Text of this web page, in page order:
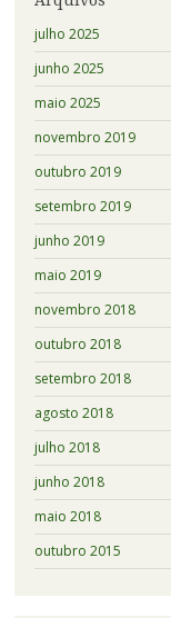
julho 2025
junho 2025
maio 2025
novembro 2019
outubro 2019
setembro 2019
junho 2019
maio 2019
novembro 2018
outubro 2018
setembro 2018
agosto 2018
julho 2018
junho 2018
maio 2018
outubro 2015